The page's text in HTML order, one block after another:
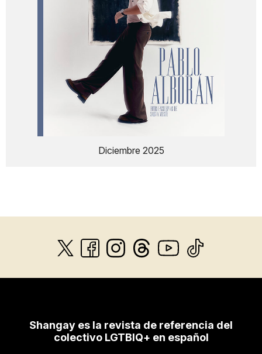
Diciembre 2025
Shangay es la revista de referencia del
colectivo LGTBIQ+ en español